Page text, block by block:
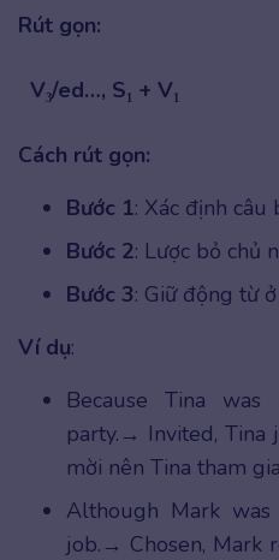
Rút gọn:
V₃/ed…, S₁ + V₁
Cách rút gọn:
Bước 1: Xác định câu
Bước 2: Lược bỏ chủ
Bước 3: Giữ động từ
Ví dụ:
Because Tina
party.→ Invited, Tina
mời nên Tina tham
Although Mark
job.→ Chosen, Mark